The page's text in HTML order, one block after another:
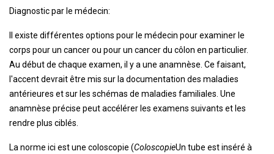
Diagnostic par le médecin:
Il existe différentes options pour le médecin pour examiner le
corps pour un cancer ou pour un cancer du côlon en particulier.
Au début de chaque examen, il y a une anamnèse. Ce faisant,
l'accent devrait être mis sur la documentation des maladies
antérieures et sur les schémas de maladies familiales. Une
anamnèse précise peut accélérer les examens suivants et les
rendre plus ciblés.
La norme ici est une coloscopie (ColoscopieUn tube est inséré à